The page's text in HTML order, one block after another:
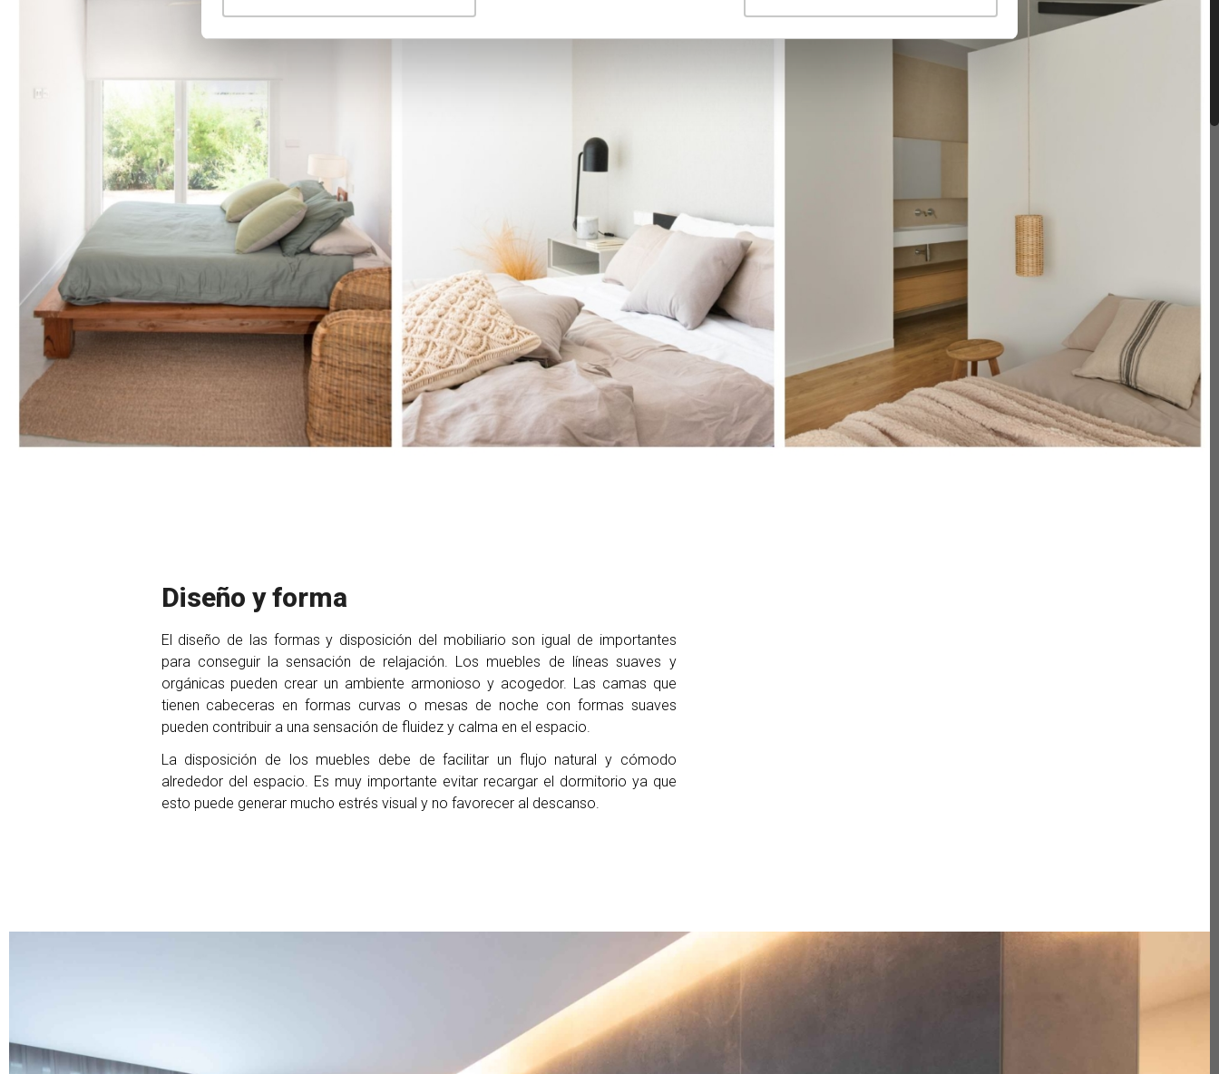
Diseño y forma
El diseño de las formas y disposición del mobiliario son igual de importantes
para conseguir la sensación de relajación. Los muebles de líneas suaves y
orgánicas pueden crear un ambiente armonioso y acogedor. Las camas que
tienen cabeceras en formas curvas o mesas de noche con formas suaves
pueden contribuir a una sensación de fluidez y calma en el espacio.
La disposición de los muebles debe de facilitar un flujo natural y cómodo
alrededor del espacio. Es muy importante evitar recargar el dormitorio ya que
esto puede generar mucho estrés visual y no favorecer al descanso.